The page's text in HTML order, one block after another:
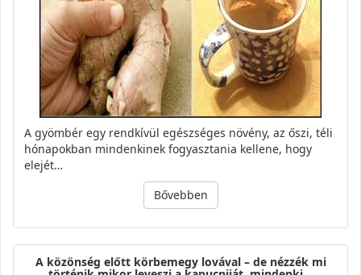
A gyömbér egy rendkívül egészséges növény, az őszi, téli
hónapokban mindenkinek fogyasztania kellene, hogy
elejét…
Bővebben
A közönség előtt körbemegy lovával – de nézzék mi